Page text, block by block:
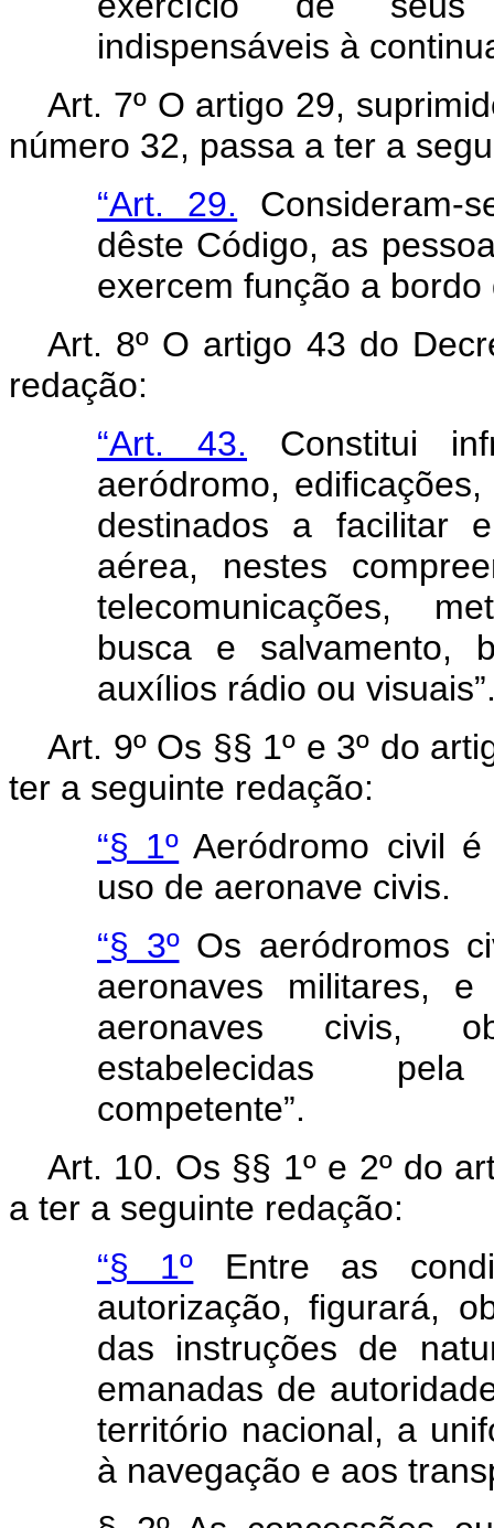
indispensáveis à
Art. 7º O artigo 29,
número 32, passa a ter a
“Art. 29. Consideram-
dêste Código, as
exercem função a bordo
Art. 8º O artigo 43 do
redação:
“Art. 43. Constitui
aeródromo,
destinados a facilitar
aérea, nestes
telecomunicações,
busca e salvamento,
auxílios rádio ou
Art. 9º Os §§ 1º e 3º do
ter a seguinte redação:
“§ 1º Aeródromo civil
uso de aeronave civis.
“§ 3ºOs aeródromos
aeronaves militares,
aeronaves civis,
estabelecidas
competente”.
Art. 10. Os §§ 1º e 2º do
a ter a seguinte redação:
“§ 1º Entre as
autorização, figurará,
das instruções de
emanadas de
território nacional, a
à navegação e aos